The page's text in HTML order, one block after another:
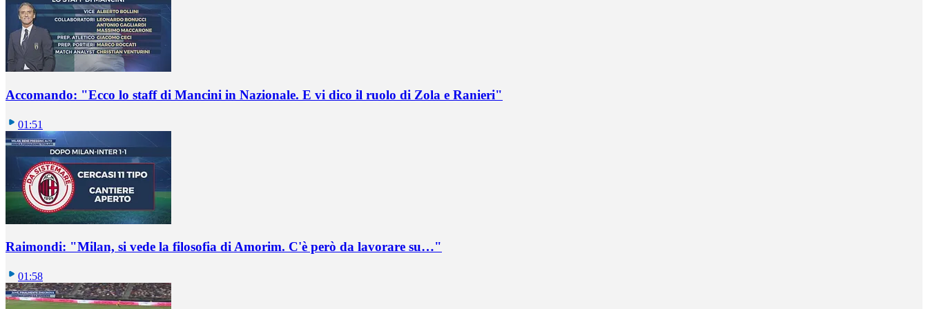
Accomando: "Ecco lo staff di Mancini in Nazionale. E vi dico il ruolo di Zola e Ranieri"
01:51
Raimondi: "Milan, si vede la filosofia di Amorim. C'è però da lavorare su…"
01:58